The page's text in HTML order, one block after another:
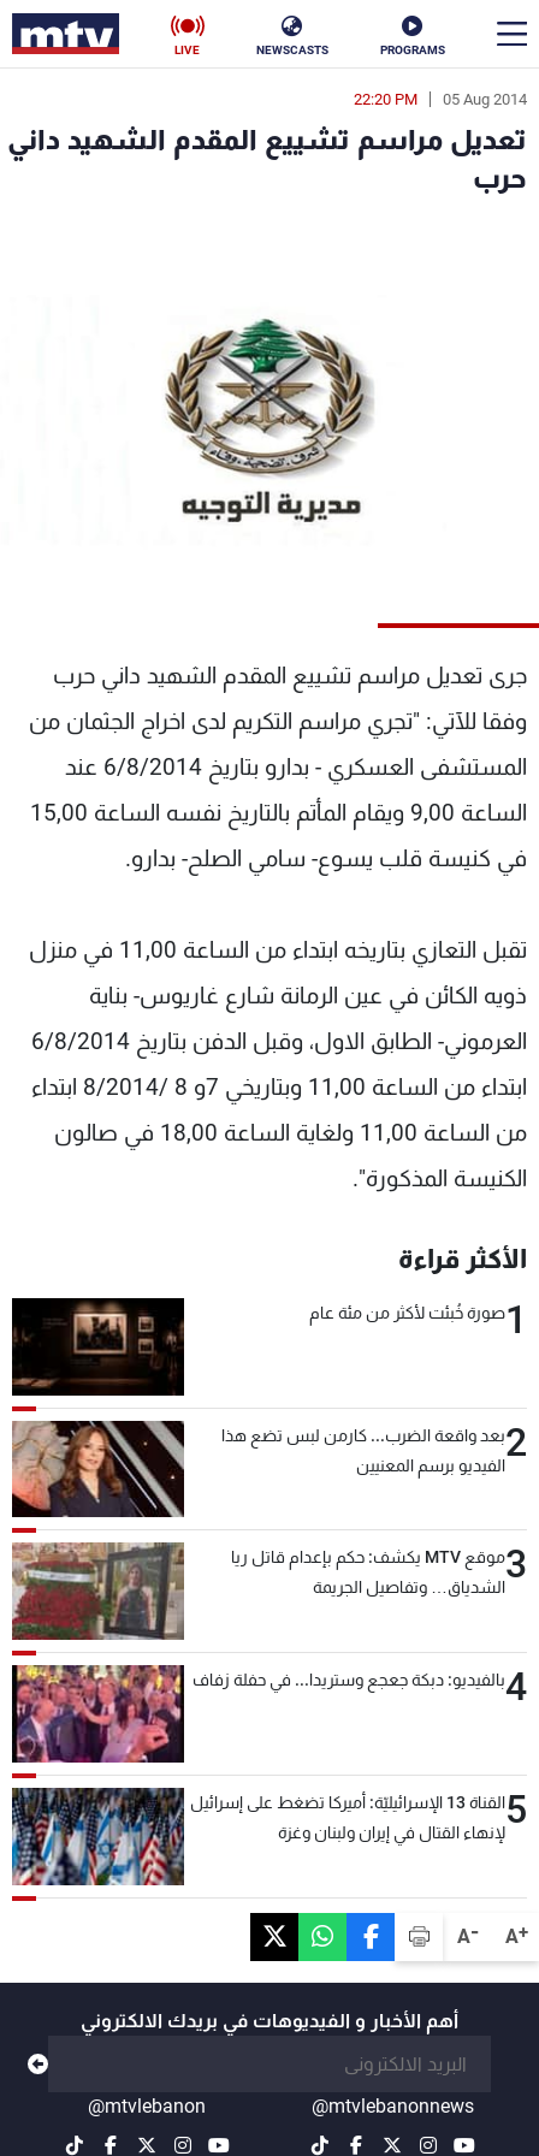
PROGRAMS
NEWSCASTS
LIVE
A+
A-
05 Aug 2014
22:20 PM
تعديل مراسم تشييع المقدم الشهيد داني
حرب
جرى تعديل مراسم تشييع المقدم الشهيد داني حرب
وفقا للآتي: "تجري مراسم التكريم لدى اخراج الجثمان من
المستشفى العسكري - بدارو بتاريخ 6/8/2014 عند
الساعة 9,00 ويقام المأتم بالتاريخ نفسه الساعة 15,00
في كنيسة قلب يسوع- سامي الصلح- بدارو.
تقبل التعازي بتاريخه ابتداء من الساعة 11,00 في منزل
ذويه الكائن في عين الرمانة شارع غاريوس- بناية
العرموني- الطابق الاول، وقبل الدفن بتاريخ 6/8/2014
ابتداء من الساعة 11,00 وبتاريخي 7و 8 /8/2014 ابتداء
من الساعة 11,00 ولغاية الساعة 18,00 في صالون
الكنيسة المذكورة".
الأكثر قراءة
1صورة خُبئت لأكثر من مئة عام
2بعد واقعة الضرب... كارمن لبس تضع هذا
الفيديو برسم المعنيين
3
موقع MTV يكشف: حكم بإعدام قاتل ريا
الشدياق… وتفاصيل الجريمة
4بالفيديو: دبكة جعجع وستريدا... في حفلة زفاف
5
القناة 13 الإسرائيليّة: أميركا تضغط على إسرائيل
لإنهاء القتال في إيران ولبنان وغزة
أهم الأخبار و الفيديوهات في بريدك الالكتروني
@mtvlebanonnews
@mtvlebanon
en
الأخبار
رياضة
عن MTV
لاعلاناتكم
وظائف
شروط الإسـتخدام